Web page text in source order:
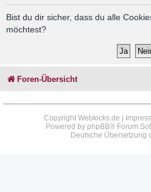
Bist du dir sicher, dass du alle
möchtest?
Foren-Übersicht
Copyright Webkicks.de |
Powered by phpBB® Forum
Deutsche Übersetzung